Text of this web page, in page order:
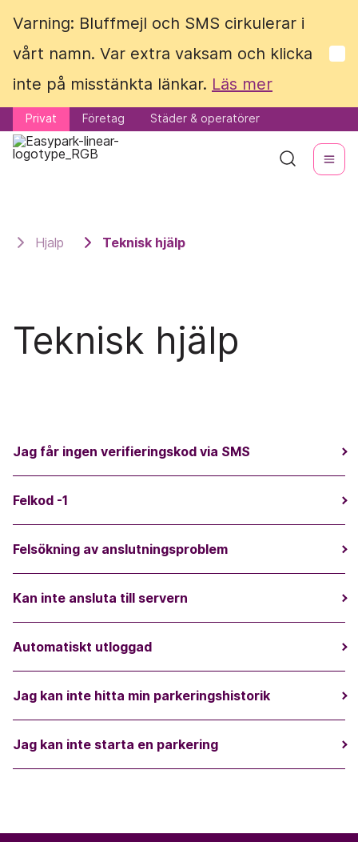
Varning: Bluffmejl och SMS cirkulerar i
vårt namn. Var extra vaksam och klicka
inte på misstänkta länkar. Läs mer
Privat Företag Städer & operatörer
Varning: Bluffmejl och SMS cirkulerar i
vårt namn. Var extra vaksam och klicka
inte på misstänkta länkar. Läs mer
Privat Företag Städer & operatörer
Hjalp Teknisk hjälp
Teknisk hjälp
Jag får ingen verifieringskod via SMS
Felkod -1
Felsökning av anslutningsproblem
Kan inte ansluta till servern
Automatiskt utloggad
Jag kan inte hitta min parkeringshistorik
Jag kan inte starta en parkering